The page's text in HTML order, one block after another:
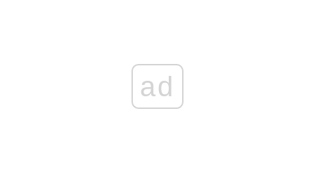
ad